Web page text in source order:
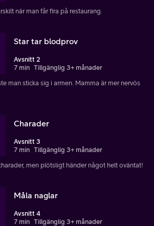
när man får fira på restaurang.
Star tar blodprov
Avsnitt 2
7 min Tillgänglig 3+ månader
man sticka sig i armen. Mamma är mer nervös
Charader
Avsnitt 3
7 min Tillgänglig 3+ månader
men plötsligt händer något helt oväntat!
Måla naglar
Avsnitt 4
7 min Tillgänglig 3+ månader